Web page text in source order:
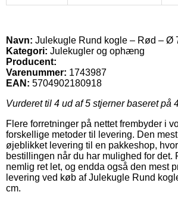
Navn: Julekugle Rund kogle – Rød – Ø
Kategori: Julekugler og ophæng
Producent:
Varenummer: 1743987
EAN: 5704902180918
Vurderet til 4 ud af 5 stjerner baseret på
Flere forretninger på nettet frembyder i
forskellige metoder til levering. Den
øjeblikket levering til en pakkeshop,
bestillingen når du har mulighed for det.
nemlig ret let, og endda også den mest
levering ved køb af Julekugle Rund
cm.